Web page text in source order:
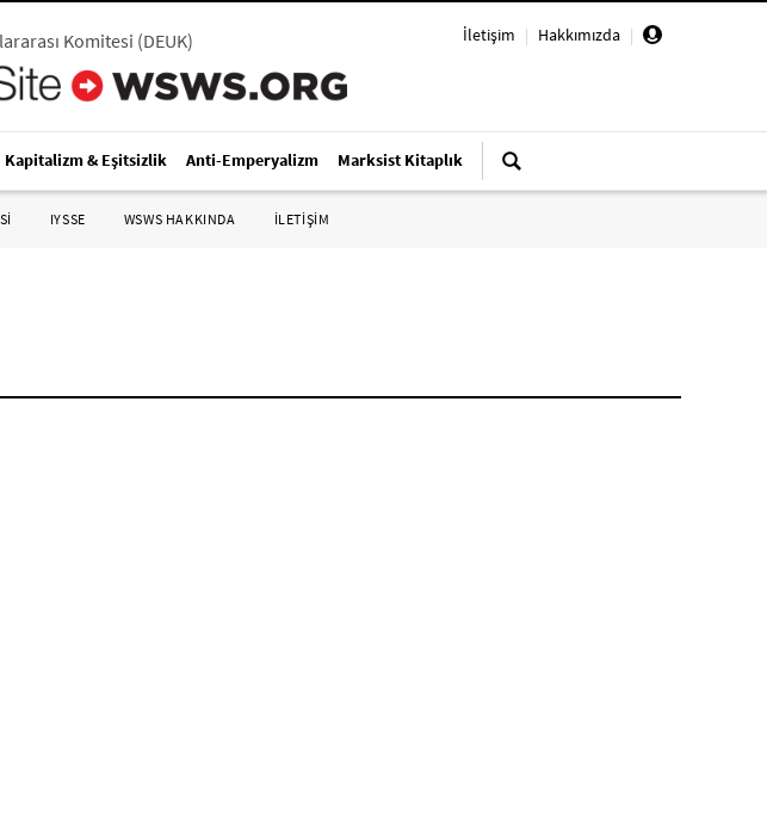
İletişim | Hakkımızda |
Komitesi (DEUK)
Kapitalizm & Eşitsizlik Anti-Emperyalizm Marksist Kitaplık
IYSSE WSWS HAKKINDA İLETİŞİM